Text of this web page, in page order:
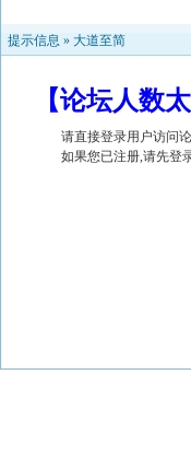
提示信息 » 大道至简
【论坛人数
请直接登录用户访问
如果您已注册,请先登